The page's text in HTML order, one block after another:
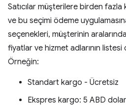
Satıcılar müşterilere birden
ve bu seçimi ödeme
seçenekleri, müşterinin
fiyatlar ve hizmet adlarının
Örneğin:
Standart kargo - Ücretsiz
Ekspres kargo: 5 ABD